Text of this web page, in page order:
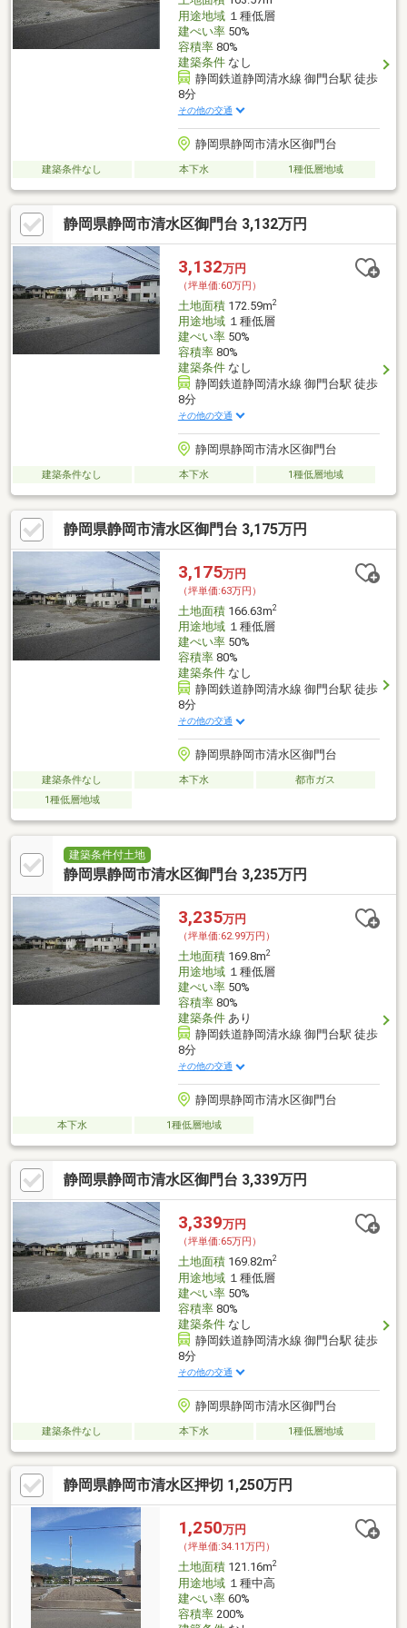
用途地域１種低層
建ぺい率50%
容積率80%
建築条件なし
静岡鉄道静岡清水線 御門台駅 徒歩
8分
その他の交通
静岡県静岡市清水区御門台
建築条件なし 本下水 1種低層地域
静岡県静岡市清水区御門台 3,132万円
3,132万円
（坪単価:60万円）
土地面積172.59m2
用途地域１種低層
建ぺい率50%
容積率80%
建築条件なし
静岡鉄道静岡清水線 御門台駅 徒歩
8分
その他の交通
静岡県静岡市清水区御門台
建築条件なし 本下水 1種低層地域
静岡県静岡市清水区御門台 3,175万円
3,175万円
（坪単価:63万円）
土地面積166.63m2
用途地域１種低層
建ぺい率50%
容積率80%
建築条件なし
静岡鉄道静岡清水線 御門台駅 徒歩
8分
その他の交通
静岡県静岡市清水区御門台
建築条件なし 本下水
都市ガス
1種低層地域
建築条件付土地
静岡県静岡市清水区御門台 3,235万円
3,235万円
（坪単価:62.99万円）
土地面積169.8m2
用途地域１種低層
建ぺい率50%
容積率80%
建築条件あり
静岡鉄道静岡清水線 御門台駅 徒歩
8分
その他の交通
静岡県静岡市清水区御門台
本下水 1種低層地域
静岡県静岡市清水区御門台 3,339万円
3,339万円
（坪単価:65万円）
土地面積169.82m2
用途地域１種低層
建ぺい率50%
容積率80%
建築条件なし
静岡鉄道静岡清水線 御門台駅 徒歩
8分
その他の交通
静岡県静岡市清水区御門台
建築条件なし 本下水 1種低層地域
静岡県静岡市清水区押切 1,250万円
1,250万円
（坪単価:34.11万円）
土地面積121.16m2
用途地域１種中高
建ぺい率60%
容積率200%